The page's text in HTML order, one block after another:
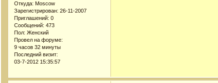
Откуда: Moscow
Зарегистрирован: 26-11-2007
Приглашений: 0
Сообщений: 473
Пол: Женский
Провел на форуме:
9 часов 32 минуты
Последний визит:
03-7-2012 15:35:57